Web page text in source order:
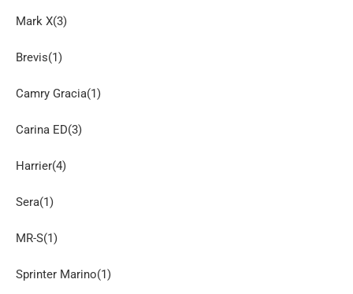
Mark X(3)
Brevis(1)
Camry Gracia(1)
Carina ED(3)
Harrier(4)
Sera(1)
MR-S(1)
Sprinter Marino(1)